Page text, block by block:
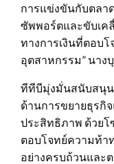
การแข่งขันกับตลา
ซัพพอร์ตและขับเค
ทางการเงินที่ตอบโ
อุตสาหกรรม” นาง
ทีทีบีมุ่งมั่นสนับสนุน
ด้านการขยายธุรกิ
ประสิทธิภาพ ด้วยโ
ตอบโจทย์ความท้า
อย่างครบถ้วนและ